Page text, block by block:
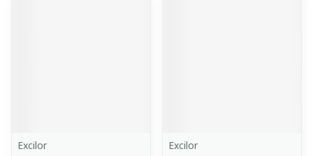
Excilor
Excilor